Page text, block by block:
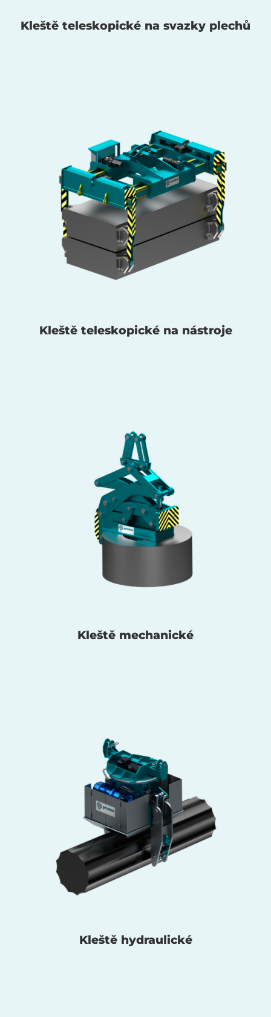
Kleště teleskopické na svazky plechů
Kleště teleskopické na nástroje
Kleště mechanické
Kleště hydraulické